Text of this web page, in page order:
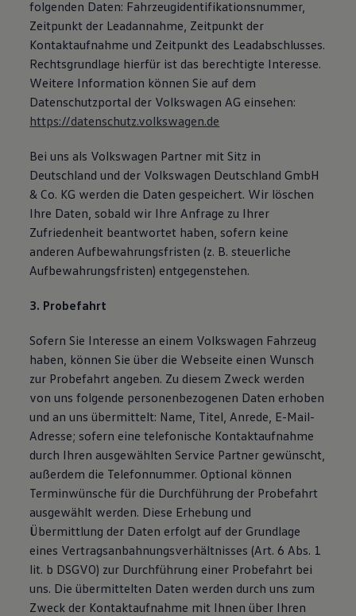
folgenden Daten: Fahrzeugidentifikationsnummer,
Zeitpunkt der Leadannahme, Zeitpunkt der
Kontaktaufnahme und Zeitpunkt des Leadabschlusses.
Rechtsgrundlage hierfür ist das berechtigte Interesse.
Weitere Information können Sie auf dem
Datenschutzportal der Volkswagen AG einsehen:
https://datenschutz.volkswagen.de
Bei uns als Volkswagen Partner mit Sitz in
Deutschland und der Volkswagen Deutschland GmbH
& Co. KG werden die Daten gespeichert. Wir löschen
Ihre Daten, sobald wir Ihre Anfrage zu Ihrer
Zufriedenheit beantwortet haben, sofern keine
anderen Aufbewahrungsfristen (z. B. steuerliche
Aufbewahrungsfristen) entgegenstehen.
3. Probefahrt
Sofern Sie Interesse an einem Volkswagen Fahrzeug
haben, können Sie über die Webseite einen Wunsch
zur Probefahrt angeben. Zu diesem Zweck werden
von uns folgende personenbezogenen Daten erhoben
und an uns übermittelt: Name, Titel, Anrede, E-Mail-
Adresse; sofern eine telefonische Kontaktaufnahme
durch Ihren ausgewählten Service Partner gewünscht,
außerdem die Telefonnummer. Optional können
Terminwünsche für die Durchführung der Probefahrt
ausgewählt werden. Diese Erhebung und
Übermittlung der Daten erfolgt auf der Grundlage
eines Vertragsanbahnungsverhältnisses (Art. 6 Abs. 1
lit. b DSGVO) zur Durchführung einer Probefahrt bei
uns. Die übermittelten Daten werden durch uns zum
Zweck der Kontaktaufnahme mit Ihnen über Ihren